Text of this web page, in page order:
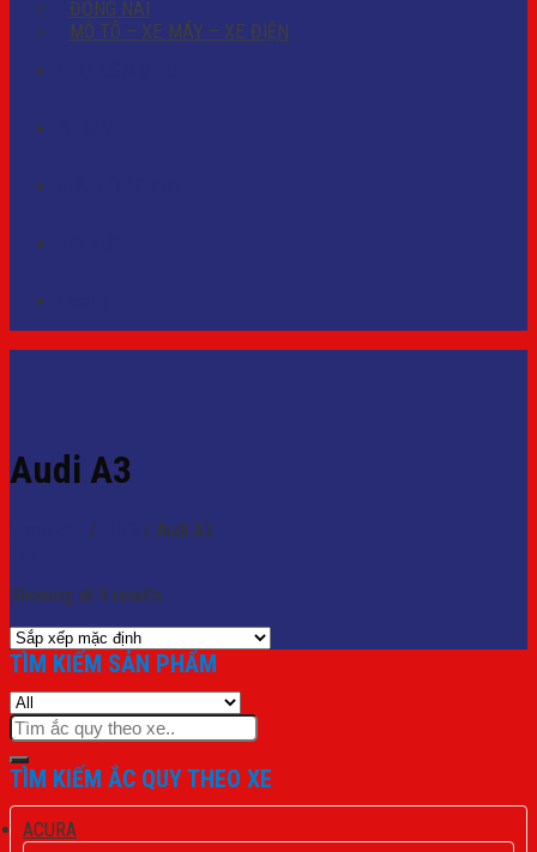
ĐỒNG NAI
MÔ TÔ – XE MÁY – XE ĐIỆN
Audi A3
/ / Audi A3
Showing all 9 results
TÌM KIẾM SẢN PHẨM
Tìm
kiếm:
TÌM KIẾM ẮC QUY THEO XE
ACURA